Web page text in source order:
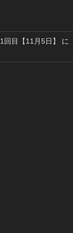
目【11月5日】
に